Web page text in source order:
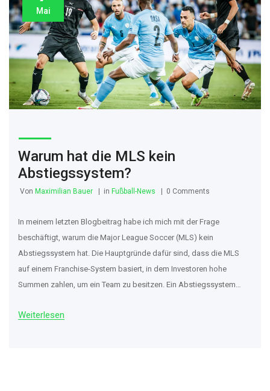
Mai
Warum hat die MLS kein
Abstiegssystem?
Von Maximilian Bauer in Fußball-News 0 Comments
In meinem letzten Blogbeitrag habe ich mich mit der Frage
beschäftigt, warum die Major League Soccer (MLS) kein
Abstiegssystem hat. Die Hauptgründe dafür sind, dass die MLS
auf einem Franchise-System basiert, in dem Investoren hohe
Summen zahlen, um ein Team zu besitzen. Ein Abstiegssystem
Entwicklung des Fußballs in den USA noch im Aufbau und ein
Weiterlesen